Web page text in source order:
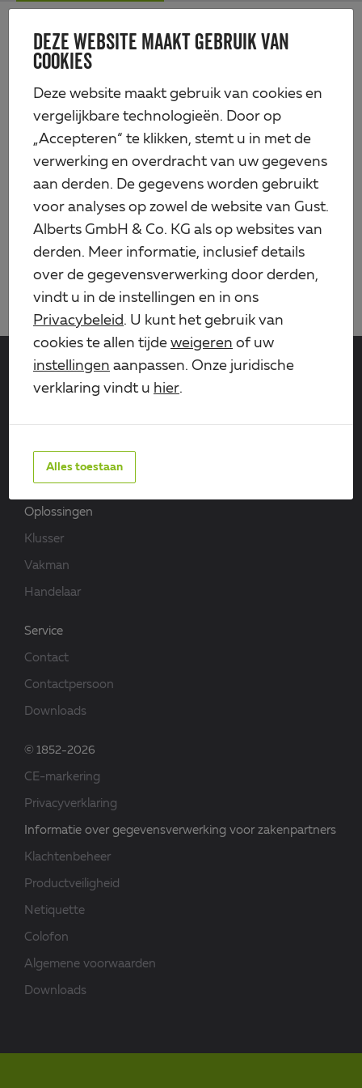
DEZE WEBSITE MAAKT GEBRUIK VAN
COOKIES
Deze website maakt gebruik van cookies en
vergelijkbare technologieën. Door op
„Accepteren“ te klikken, stemt u in met de
verwerking en overdracht van uw gegevens
aan derden. De gegevens worden gebruikt
voor analyses op zowel de website van Gust.
Alberts GmbH & Co. KG als op websites van
derden. Meer informatie, inclusief details
over de gegevensverwerking door derden,
vindt u in de instellingen en in ons
Privacybeleid. U kunt het gebruik van
cookies te allen tijde weigeren of uw
instellingen aanpassen. Onze juridische
verklaring vindt u hier.
Alles toestaan
Skip
content
Alberts
INFORMATIE OVER
GEGEVENSVERWERKING
persoonsgegevens overeenkomstig de EU-
Algemene Verordening Gegevensbescherming
(AVG) voor zakenpartners en belanghebbenden
Bedrijf
Kwaliteit en milieu
Oplossingen
Klusser
Vakman
Handelaar
Service
Contact
Contactpersoon
Downloads
© 1852-2026
CE-markering
Privacyverklaring
Informatie over gegevensverwerking voor zakenpartners
Klachtenbeheer
Productveiligheid
Netiquette
Colofon
Algemene voorwaarden
Downloads